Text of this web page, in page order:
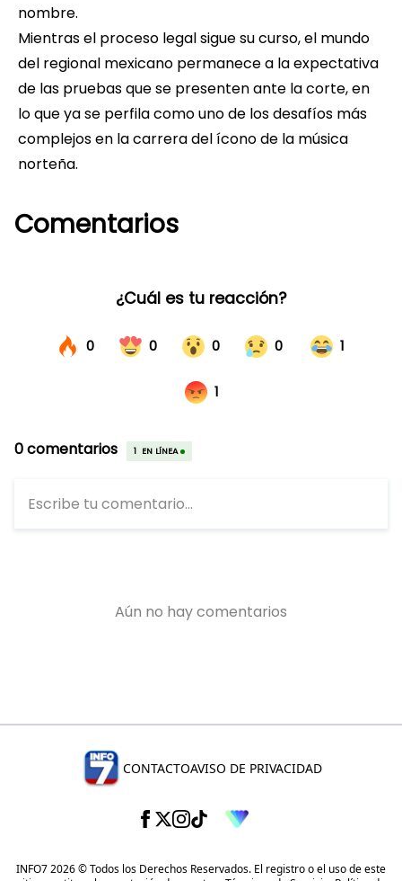
nombre.
Mientras el proceso legal sigue su curso, el mundo
del regional mexicano permanece a la expectativa
de las pruebas que se presenten ante la corte, en
lo que ya se perfila como uno de los desafíos más
complejos en la carrera del ícono de la música
norteña.
Comentarios
CONTACTOAVISO DE PRIVACIDAD
INFO7 2026 © Todos los Derechos Reservados. El registro o el uso de este